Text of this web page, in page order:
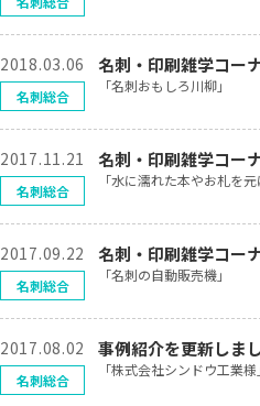
2018.03.06 名刺・印刷雑学コー
「名刺おもしろ川柳」
名刺総合
2017.11.21 名刺・印刷雑学コー
「水に濡れた本やお札を元
名刺総合
2017.09.22 名刺・印刷雑学コー
「名刺の自動販売機」
名刺総合
2017.08.02 事例紹介を更新しまし
「株式会社シンドウ工業
名刺総合